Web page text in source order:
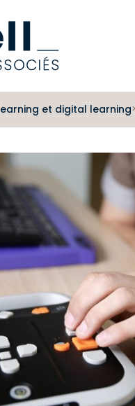
et digital learning>